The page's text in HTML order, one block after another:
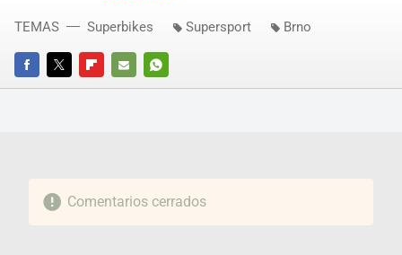
FACEBOOKTWITTERFLIPBOARD
E-
WHATSAPP
TEMAS Superbikes Supersport Brno
Comentarios cerrados